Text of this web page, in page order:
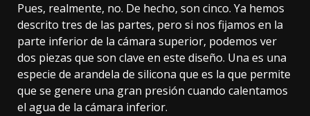
Pues, realmente, no. De hecho, son cinco. Ya hemos
descrito tres de las partes, pero si nos fijamos en la
parte inferior de la cámara superior, podemos ver
dos piezas que son clave en este diseño. Una es una
especie de arandela de silicona que es la que permite
que se genere una gran presión cuando calentamos
el agua de la cámara inferior.